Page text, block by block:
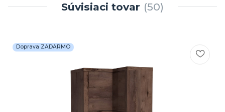
Súvisiaci tovar 50
Doprava ZADARMO